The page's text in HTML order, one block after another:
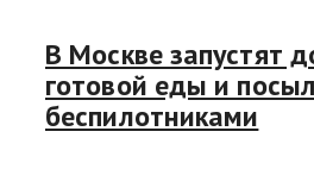
В Москве запустят
готовой еды и
беспилотниками